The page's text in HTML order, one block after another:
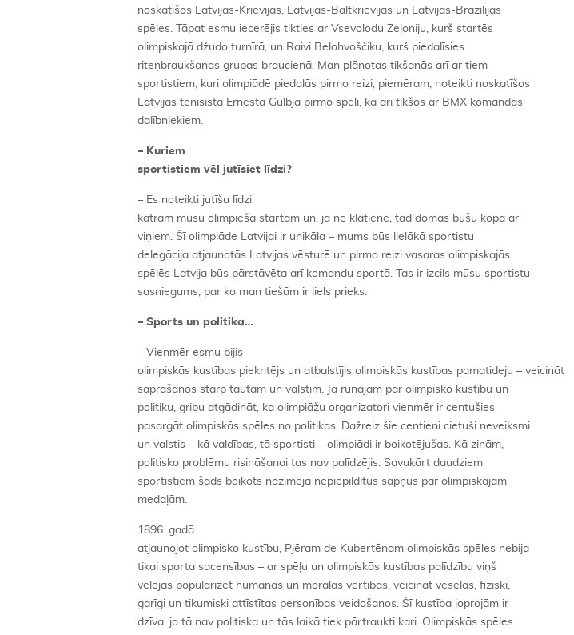
noskatīšos Latvijas-Krievijas, Latvijas-Baltkrievijas un Latvijas-Brazīlijas
spēles. Tāpat esmu iecerējis tikties ar Vsevolodu Zeļoniju, kurš startēs
olimpiskajā džudo turnīrā, un Raivi Belohvoščiku, kurš piedalīsies
riteņbraukšanas grupas braucienā. Man plānotas tikšanās arī ar tiem
sportistiem, kuri olimpiādē piedalās pirmo reizi, piemēram, noteikti noskatīšos
Latvijas tenisista Ernesta Gulbja pirmo spēli, kā arī tikšos ar BMX komandas
dalībniekiem.
– Kuriem
sportistiem vēl jutīsiet līdzi?
– Es noteikti jutīšu līdzi
katram mūsu olimpieša startam un, ja ne klātienē, tad domās būšu kopā ar
viņiem. Šī olimpiāde Latvijai ir unikāla – mums būs lielākā sportistu
delegācija atjaunotās Latvijas vēsturē un pirmo reizi vasaras olimpiskajās
spēlēs Latvija būs pārstāvēta arī komandu sportā. Tas ir izcils mūsu sportistu
sasniegums, par ko man tiešām ir liels prieks.
– Sports un politika…
– Vienmēr esmu bijis
olimpiskās kustības piekritējs un atbalstījis olimpiskās kustības pamatideju – veicināt
saprašanos starp tautām un valstīm. Ja runājam par olimpisko kustību un
politiku, gribu atgādināt, ka olimpiāžu organizatori vienmēr ir centušies
pasargāt olimpiskās spēles no politikas. Dažreiz šie centieni cietuši neveiksmi
un valstis – kā valdības, tā sportisti – olimpiādi ir boikotējušas. Kā zinām,
politisko problēmu risināšanai tas nav palīdzējis. Savukārt daudziem
sportistiem šāds boikots nozīmēja nepiepildītus sapņus par olimpiskajām
medaļām.
1896. gadā
atjaunojot olimpisko kustību, Pjēram de Kubertēnam olimpiskās spēles nebija
tikai sporta sacensības – ar spēļu un olimpiskās kustības palīdzību viņš
vēlējās popularizēt humānās un morālās vērtības, veicināt veselas, fiziski,
garīgi un tikumiski attīstītas personības veidošanos. Šī kustība joprojām ir
dzīva, jo tā nav politiska un tās laikā tiek pārtraukti kari. Olimpiskās spēles